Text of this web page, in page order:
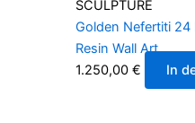
SCULPTURE
Golden Nefertiti
Resin Wall Art
1.250,00 € In